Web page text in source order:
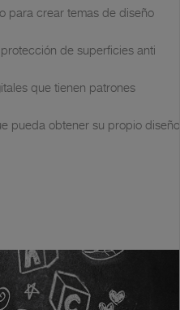
para crear temas de diseño
de superficies anti
que tienen patrones
pueda obtener su propio diseño